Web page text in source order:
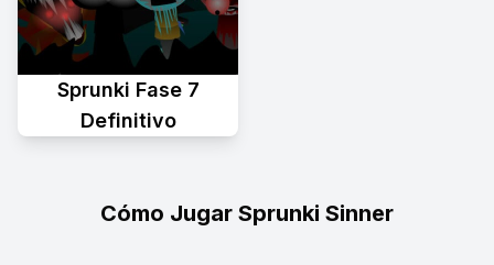
Sprunki Fase 7
Definitivo
Cómo Jugar Sprunki Sinner